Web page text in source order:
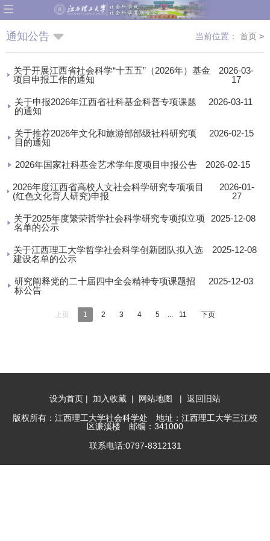
通知公告 当前位置： 首页 >
关于开展江西省社会科学“十五五”（2026年）基金
项目申报工作的通知
2026-03-
17
关于申报2026年江西省社科基金科普专项课题
的通知
2026-03-11
关于推荐2026年文化和旅游部部级社科研究项
目的通知
2026-02-15
2026年国家社科基金艺术学年度项目申报公告 2026-02-15
2026年度江西省高校人文社会科学研究专项项目
(红色文化育人研究)申报
2026-01-
27
关于2025年度繁荣哲学社会科学研究专项拟立项
名单的公示
2025-12-08
关于江西理工大学哲学社会科学创新团队拟入选
建设名单的公示
2025-12-08
研究阐释党的二十届四中全会精神专项课题招
标公告
2025-12-03
上页 1 2 3 4 5 11 下页
设为首页 | 加入收藏 | 网站地图 | 返回旧站
版权所有：江西理工大学社会科学处 地址：江西理工大学三江校
区濂溪楼 邮编：341000
联系电话:0797-8312131